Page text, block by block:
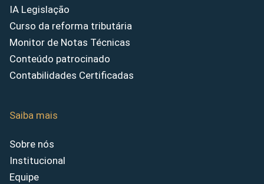
IA Legislação
Curso da reforma tributária
Monitor de Notas Técnicas
Conteúdo patrocinado
Contabilidades Certificadas
Saiba mais
Sobre nós
Institucional
Equipe